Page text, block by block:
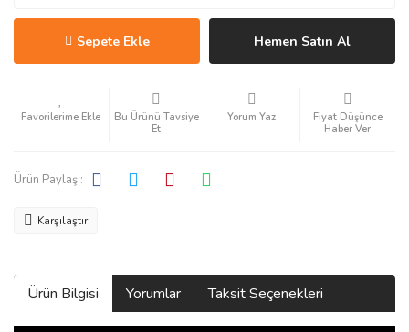
Sepete Ekle Hemen Satın Al
Bu Ürünü Tavsiye
Et
Yorum Yaz
Fiyat Düşünce
Haber Ver
Ürün Paylaş :
Karşılaştır
Ürün Bilgisi Yorumlar Taksit Seçenekleri